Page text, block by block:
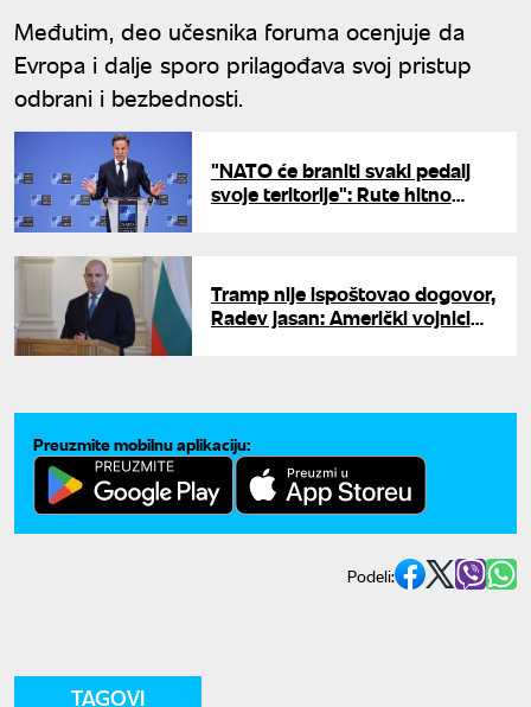
Međutim, deo učesnika foruma ocenjuje da
Evropa i dalje sporo prilagođava svoj pristup
odbrani i bezbednosti.
"NATO će braniti svaki pedalj
svoje teritorije": Rute hitno
Tramp nije ispoštovao dogovor,
Radev jasan: Američki vojnici
Preuzmite mobilnu aplikaciju:
Podeli:
TAGOVI